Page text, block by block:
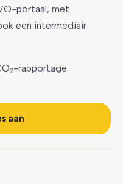
portaal, met
een intermediair
rapportage
aan